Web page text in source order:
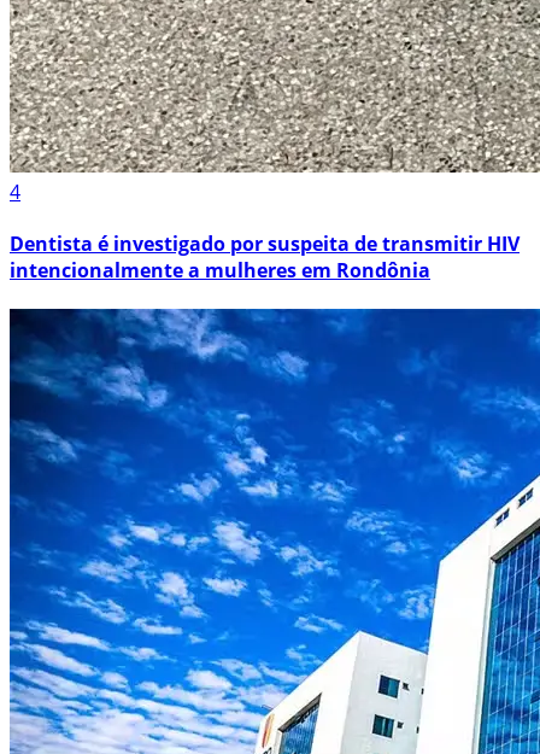
4
Dentista é investigado por suspeita de transmitir HIV
intencionalmente a mulheres em Rondônia